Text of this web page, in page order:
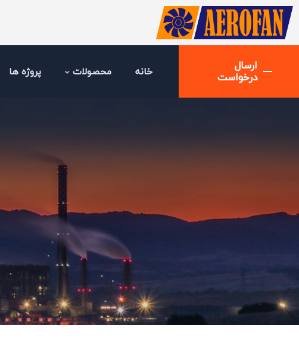
ارسال
درخواست خانه محصولات پروژه ها